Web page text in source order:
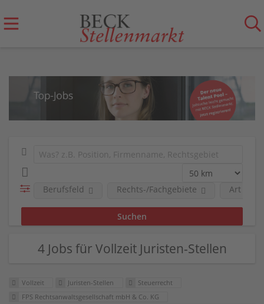
Berufsfeld Rechts-/Fachgebiete Art der
4 Jobs für Vollzeit Juristen-Stellen
Vollzeit Juristen-Stellen
Steuerrecht
FPS Rechtsanwaltsgesellschaft mbH & Co. KG